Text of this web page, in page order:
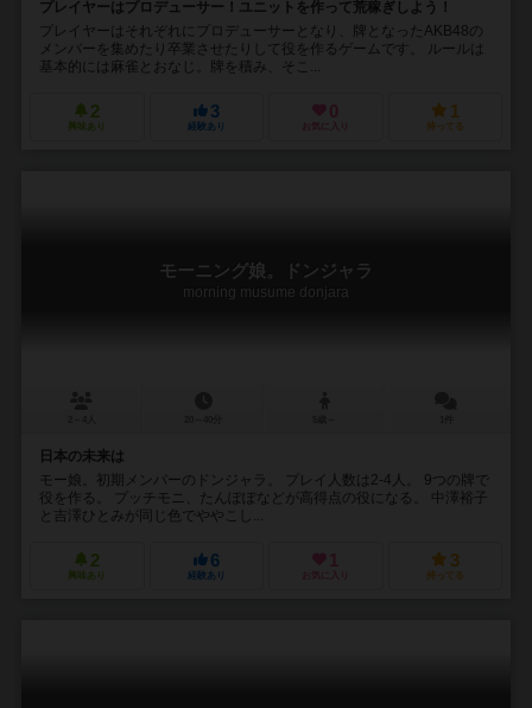
プレイヤーはプロデューサー！ユニットを作って荒稼ぎしよう！
プレイヤーはそれぞれにプロデューサーとなり、牌となったAKB48の
メンバーを集めたり卒業させたりして役を作るゲームです。 ルールは
基本的には麻雀とおなじ。牌を積み、そこ...
2
興味あり
3
経験あり
0
お気に入り
1
持ってる
モーニング娘。ドンジャラ
morning musume donjara
日本の未来は
モー娘。初期メンバーのドンジャラ。 プレイ人数は2-4人。 9つの牌で
役を作る。 プッチモニ、たんぽぽなどが高得点の役になる。 中澤裕子
と吉澤ひとみが同じ色でややこし...
2
興味あり
6
経験あり
1
お気に入り
3
持ってる